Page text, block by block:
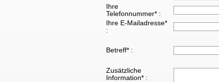
Ihre
Telefonnummer* :
Ihre E-Mailadresse*
:
Betreff* :
Zusätzliche
Information* :